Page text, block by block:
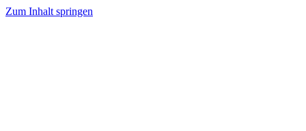
Zum Inhalt springen